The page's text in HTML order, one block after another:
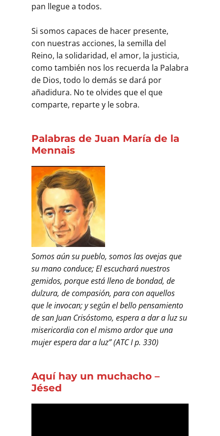
pan llegue a todos.
Si somos capaces de hacer presente,
con nuestras acciones, la semilla del
Reino, la solidaridad, el amor, la justicia,
como también nos los recuerda la Palabra
de Dios, todo lo demás se dará por
añadidura. No te olvides que el que
comparte, reparte y le sobra.
Palabras de Juan María de la
Mennais
Somos aún su pueblo, somos las ovejas que
su mano conduce; El escuchará nuestros
gemidos, porque está lleno de bondad, de
dulzura, de compasión, para con aquellos
que le invocan; y según el bello pensamiento
de san Juan Crisóstomo, espera a dar a luz su
misericordia con el mismo ardor que una
mujer espera dar a luz” (ATC I p. 330)
Aquí hay un muchacho –
Jésed